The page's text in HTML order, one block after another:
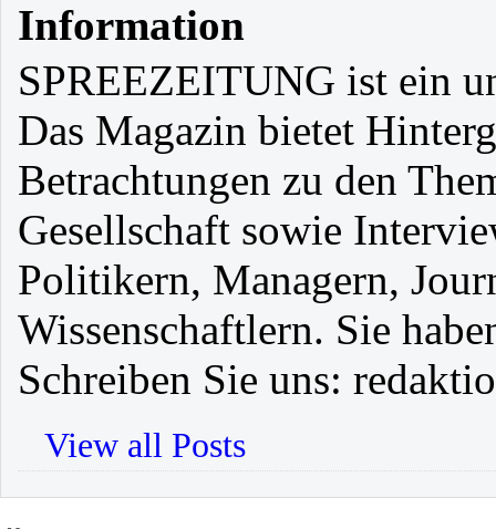
Information
SPREEZEITUNG ist ein
Das Magazin bietet
Betrachtungen zu den
Gesellschaft sowie
Politikern, Managern,
Wissenschaftlern. Sie
Schreiben Sie uns:
View all Posts